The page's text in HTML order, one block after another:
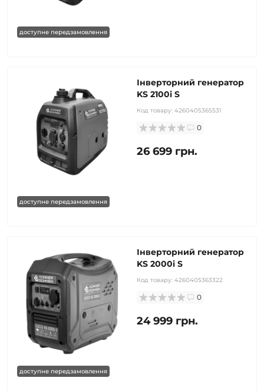
доступне передзамовлення
доступне передзамовлення
Інверторний генератор
KS 2100i S
Код товару: 4260405365531
0
26 699 грн.
доступне передзамовлення
Інверторний генератор
KS 2000i S
Код товару: 4260405363322
0
24 999 грн.